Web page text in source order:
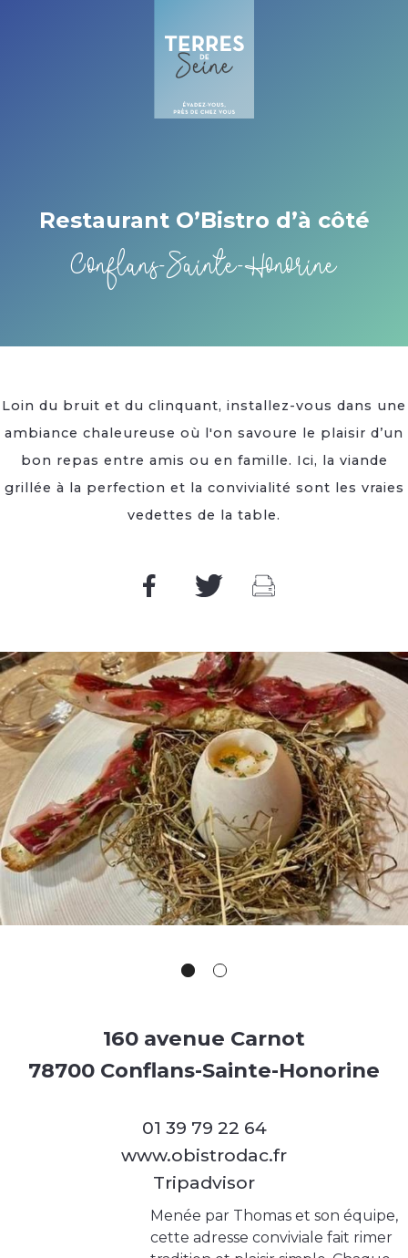
Restaurant O’Bistro d’à côté
Conflans-Sainte-Honorine
Loin du bruit et du clinquant, installez-vous dans une
ambiance chaleureuse où l'on savoure le plaisir d’un
bon repas entre amis ou en famille. Ici, la viande
grillée à la perfection et la convivialité sont les vraies
vedettes de la table.
160 avenue Carnot
78700 Conflans-Sainte-Honorine
01 39 79 22 64
www.obistrodac.fr
Tripadvisor
Menée par Thomas et son équipe,
cette adresse conviviale fait rimer